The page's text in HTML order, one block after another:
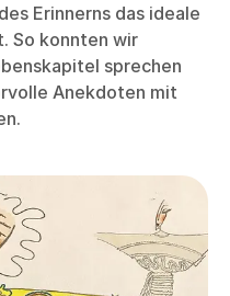
Erinnerns das ideale
So konnten wir
sprechen
Anekdoten mit